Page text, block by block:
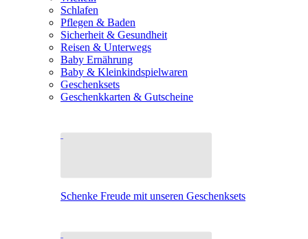
Schlafen
Pflegen & Baden
Sicherheit & Gesundheit
Reisen & Unterwegs
Baby Ernährung
Baby & Kleinkindspielwaren
Geschenksets
Geschenkkarten & Gutscheine
Schenke Freude mit unseren Geschenksets